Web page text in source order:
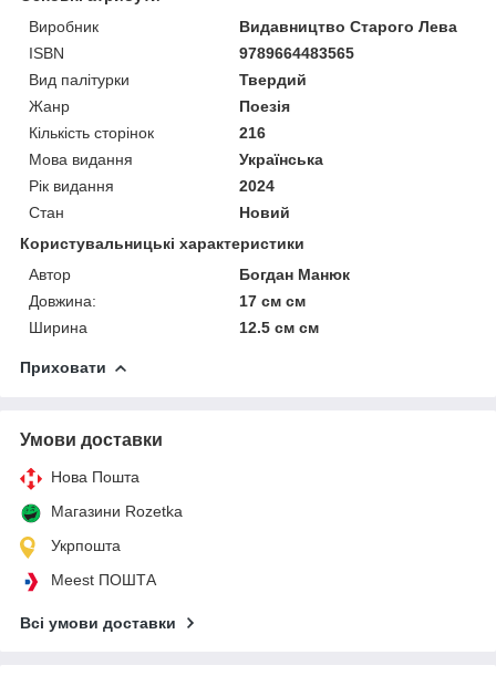
Виробник
Видавництво Старого Лева
ISBN
9789664483565
Вид палітурки
Твердий
Жанр
Поезія
Кількість сторінок
216
Мова видання
Українська
Рік видання
2024
Стан
Новий
Користувальницькі характеристики
Автор
Богдан Манюк
Довжина:
17 см см
Ширина
12.5 см см
Приховати
Умови доставки
Нова Пошта
Магазини Rozetka
Укрпошта
Meest ПОШТА
Всі умови доставки